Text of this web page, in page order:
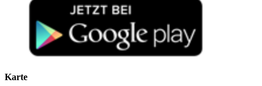
Karte